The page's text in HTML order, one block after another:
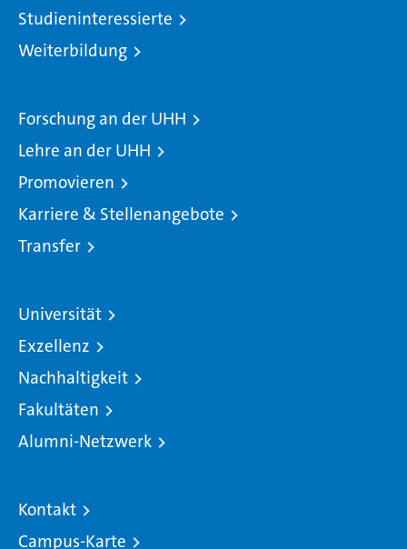
Studieninteressierte
Weiterbildung
Forschung an der UHH
Lehre an der UHH
Promovieren
Karriere & Stellenangebote
Transfer
Universität
Exzellenz
Nachhaltigkeit
Fakultäten
Alumni-Netzwerk
Kontakt
Campus-Karte